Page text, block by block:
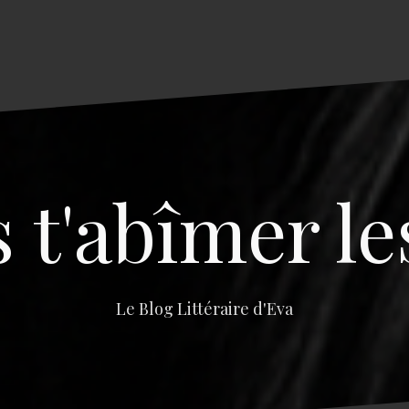
t'abîmer
Le Blog Littéraire d'Eva